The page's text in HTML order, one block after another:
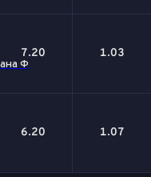
Ф
7.20 1.03
6.20 1.07